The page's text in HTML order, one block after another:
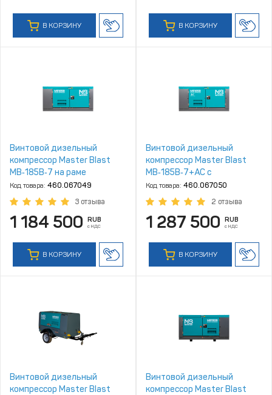
В КОРЗИНУ В КОРЗИНУ
Винтовой дизельный
компрессор Master Blast
MB‑185B‑7 на раме
Код товара: 460.067049
3 отзыва
1 184 500 RUB
с НДС
В КОРЗИНУ
Винтовой дизельный
компрессор Master Blast
MB‑185B‑7+AC с
осушителем, на раме
Код товара: 460.067050
2 отзыва
1 287 500 RUB
с НДС
В КОРЗИНУ
Винтовой дизельный
компрессор Master Blast
Винтовой дизельный
компрессор Master Blast